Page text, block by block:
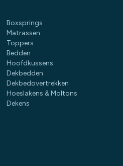
Boxsprings
Matrassen
Toppers
Bedden
Hoofdkussens
Dekbedden
Dekbedovertrekken
Hoeslakens & Moltons
Dekens